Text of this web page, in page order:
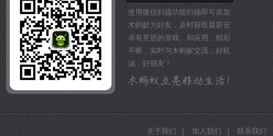
使用微信扫描功能扫描即可添加
木蚂蚁为好友，及时获取最新安
卓有意思的游戏、和应用。精彩
不断，实时与木蚂蚁交流，好机
油，好朋友！
关于我们 加入我们 联系我们